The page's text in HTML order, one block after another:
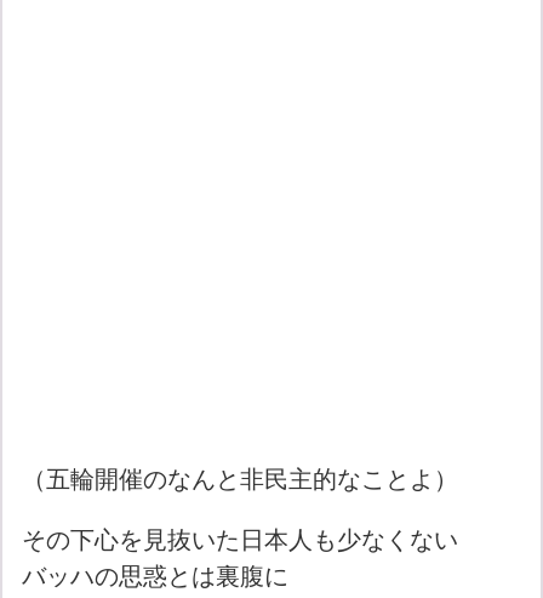
（五輪開催のなんと非民主的なことよ）
その下心を見抜いた日本人も少なくない
バッハの思惑とは裏腹に